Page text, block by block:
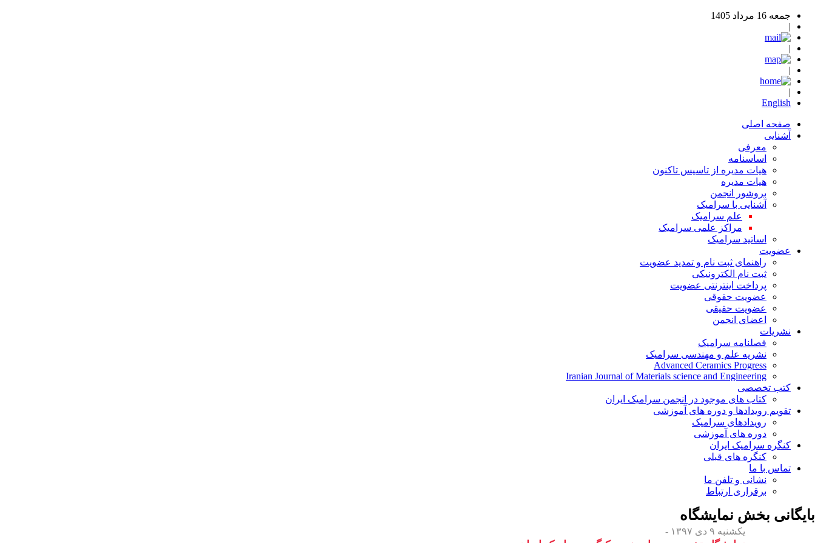
جمعه 16 مرداد 1405
|
|
|
|
English
صفحه اصلی
آشنایی
معرفی
اساسنامه
هیات مدیره از تاسیس تاکنون
هیات مدیره
بروشور انجمن
آشنایی با سرامیک
علم سرامیک
مراکز علمی سرامیک
اساتید سرامیک
عضویت
راهنمای ثبت نام و تمدید عضویت
ثبت نام الکترونیکی
پرداخت اینترنتی عضویت
عضویت حقوقی
عضویت حقیقی
اعضای انجمن
نشریات
فصلنامه سرامیک
نشریه علم و مهندسی سرامیک
Advanced Ceramics Progress
Iranian Journal of Materials science and Engineering
کتب تخصصی
کتاب های موجود در انجمن سرامیک ایران
تقویم رویدادها و دوره های آموزشی
رویدادهای سرامیک
دوره های آموزشی
کنگره سرامیک ایران
کنگره های قبلی
تماس با ما
نشانی و تلفن ما
برقراری ارتباط
بایگانی بخش نمایشگاه
یکشنبه ۹ دی ۱۳۹۷ -